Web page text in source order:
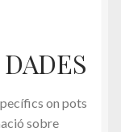
on pots
sobre